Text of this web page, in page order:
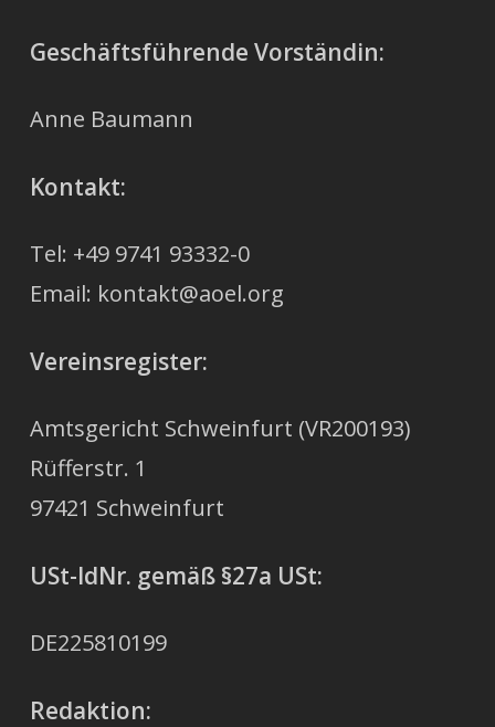
Geschäftsführende Vorständin:
Anne Baumann
Kontakt:
Tel: +49 9741 93332-0
Email: kontakt@aoel.org
Vereinsregister:
Amtsgericht Schweinfurt (VR200193)
Rüfferstr. 1
97421 Schweinfurt
USt-IdNr. gemäß §27a USt:
DE225810199
Redaktion: